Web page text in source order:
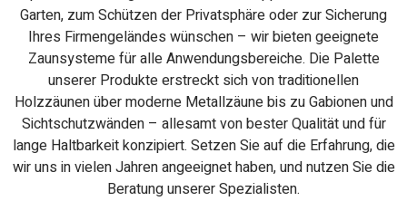
Garten, zum Schützen der Privatsphäre oder zur Sicherung
Ihres Firmengeländes wünschen – wir bieten geeignete
Zaunsysteme für alle Anwendungsbereiche. Die Palette
unserer Produkte erstreckt sich von traditionellen
Holzzäunen über moderne Metallzäune bis zu Gabionen und
Sichtschutzwänden – allesamt von bester Qualität und für
lange Haltbarkeit konzipiert. Setzen Sie auf die Erfahrung, die
wir uns in vielen Jahren angeeignet haben, und nutzen Sie die
Beratung unserer Spezialisten.